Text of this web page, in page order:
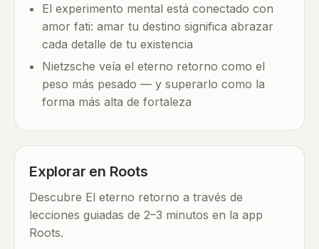
El experimento mental está conectado con
amor fati: amar tu destino significa abrazar
cada detalle de tu existencia
Nietzsche veía el eterno retorno como el
peso más pesado — y superarlo como la
forma más alta de fortaleza
Explorar en Roots
Descubre El eterno retorno a través de
lecciones guiadas de 2–3 minutos en la app
Roots.